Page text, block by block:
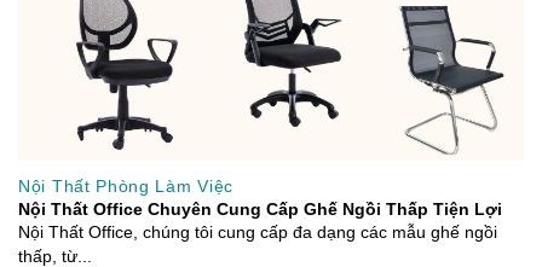
Nội Thất Phòng Làm Việc
Nội Thất Office Chuyên Cung Cấp Ghế Ngồi Thấp Tiện Lợi
Nội Thất Office, chúng tôi cung cấp đa dạng các mẫu ghế ngồi
thấp, từ...